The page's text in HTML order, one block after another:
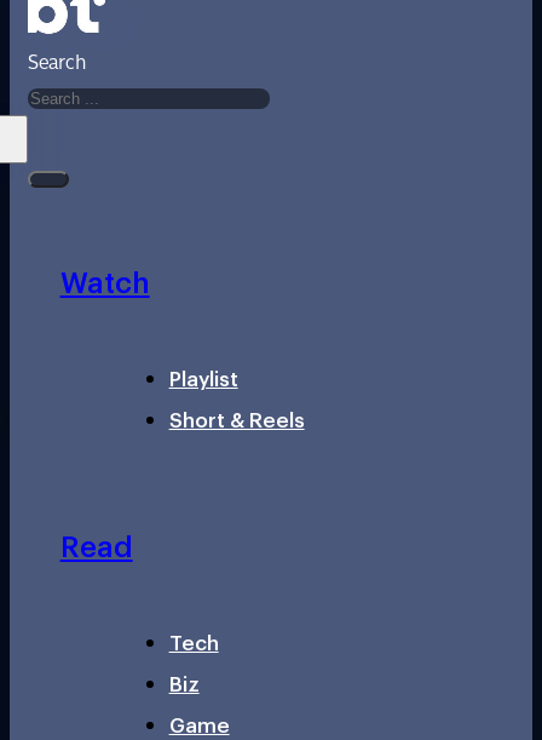
Search
Watch
Playlist
Short & Reels
Read
Tech
Biz
Game